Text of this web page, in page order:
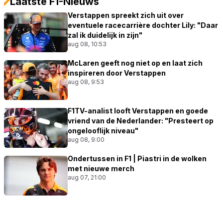
Verstappen spreekt zich uit over
eventuele racecarrière dochter Lily: "Daar
zal ik duidelijk in zijn"
aug 08, 10:53
McLaren geeft nog niet op en laat zich
inspireren door Verstappen
aug 08, 9:53
F1TV-analist looft Verstappen en goede
vriend van de Nederlander: "Presteert op
ongelooflijk niveau"
aug 08, 9:00
Ondertussen in F1 | Piastri in de wolken
met nieuwe merch
aug 07, 21:00